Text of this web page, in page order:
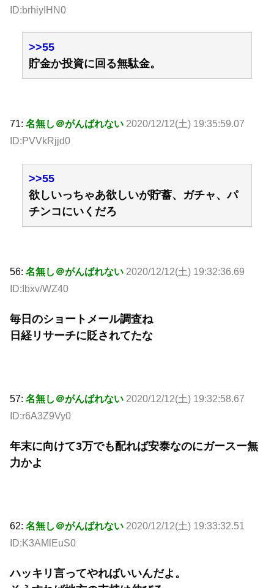
ID:brhiyIHN0
>>55
貯金か投資に回る無駄金。
71: 名無し＠がんばれない 2020/12/12(土) 19:35:59.07
ID:PVVkRjjd0
>>55
欲しいっちゃあ欲しいが貯蓄、ガチャ、パ
チンコにいくだろ
56: 名無し＠がんばれない 2020/12/12(土) 19:32:36.69
ID:Ibxv/WZ40
毎日のショートメール調査ね
日経リサーチに貶されてたな
57: 名無し＠がんばれない 2020/12/12(土) 19:32:58.67
ID:r6A3Z9Vy0
年末に向けて3万でも配れば安泰なのにガースー無
力かよ
62: 名無し＠がんばれない 2020/12/12(土) 19:33:32.51
ID:K3AMlEuS0
ハッキリ言ってやればいいんだよ。